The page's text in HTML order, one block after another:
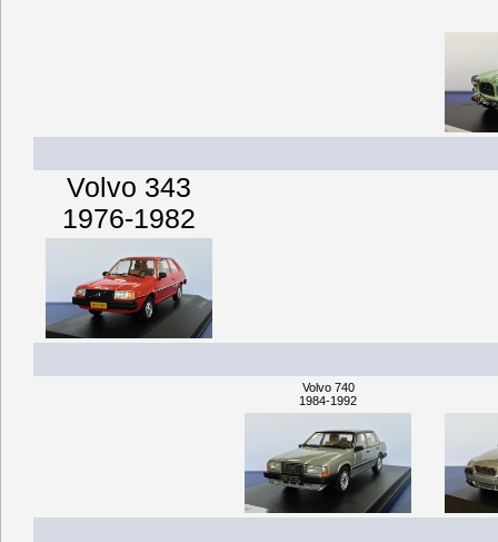
Volvo 343
1976-1982
Volvo 740
1984-1992